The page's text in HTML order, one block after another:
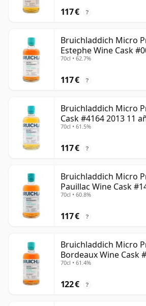
117 € ?
Bruichladdich Micro
Estephe Wine Cask
70cl • 62.7%
117 € ?
Bruichladdich Micro
Cask #4164 2013 11
70cl • 61.5%
117 € ?
Bruichladdich Micro
Pauillac Wine Cask
70cl • 60.8%
117 € ?
Bruichladdich Micro
Bordeaux Wine Cask
70cl • 61.4%
122 € ?